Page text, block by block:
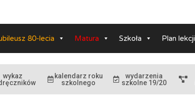
80-lecia Matura Szkoła Plan lekcji
wykaz
kalendarz roku
szkolnego
wydarzenia
szkolne 19/20